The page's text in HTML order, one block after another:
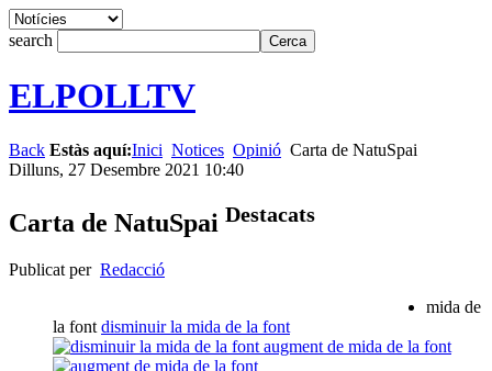
search
ELPOLLTV
Back Estàs aquí:Inici Notices Opinió Carta de NatuSpai
Dilluns, 27 Desembre 2021 10:40
Carta de NatuSpai Destacats
Publicat per Redacció
mida de
la font disminuir la mida de la font
augment de mida de la font